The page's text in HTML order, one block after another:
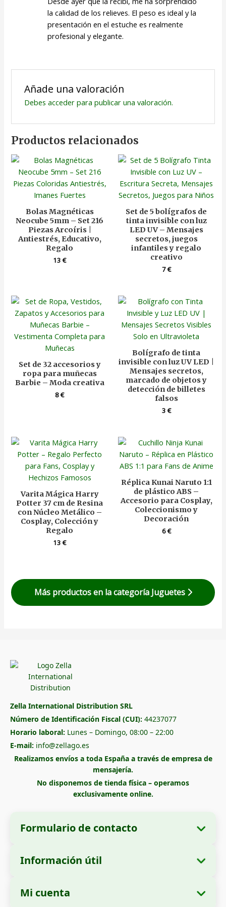
la calidad de los relieves. El peso es ideal y la
presentación en el estuche es realmente
profesional y elegante.
Añade una valoración
Debes accederpara publicar una valoración.
Productos relacionados
Bolas Magnéticas
Neocube 5mm – Set 216
Piezas Arcoíris |
Antiestrés, Educativo,
Regalo
13€
Set de 5 bolígrafos de
tinta invisible con luz
LED UV – Mensajes
secretos, juegos
infantiles y regalo
creativo
7€
Set de 32 accesorios y
ropa para muñecas
Barbie – Moda creativa
8€
Bolígrafo de tinta
invisible con luz UV LED |
Mensajes secretos,
marcado de objetos y
detección de billetes
falsos
3€
Varita Mágica Harry
Potter 37 cm de Resina
con Núcleo Metálico –
Cosplay, Colección y
Regalo
13€
Réplica Kunai Naruto 1:1
de plástico ABS –
Accesorio para Cosplay,
Coleccionismo y
Decoración
6€
Más productos en la categoría Juguetes
Zella International Distribution SRL
Número de Identificación Fiscal (CUI): 44237077
Horario laboral: Lunes – Domingo, 08:00 – 22:00
E-mail: info@zellago.es
Realizamos envíos a toda España a través de empresa de
mensajería.
No disponemos de tienda física – operamos
exclusivamente online.
Formulario de contacto
Razón social:
SRL
Información útil
Cómo realizar un pedido
Mi cuenta